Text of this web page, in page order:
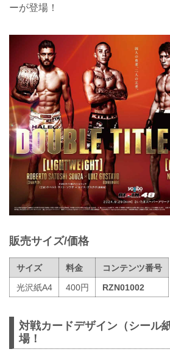
ーが登場！
販売サイズ/価格
サイズ 料金
コンテンツ番号
光沢紙A4
400円 RZN01002
対戦カードデザイン（シール
場！